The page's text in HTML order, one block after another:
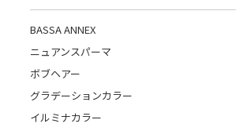
BASSA ANNEX
ニュアンスパーマ
ボブヘアー
グラデーションカラー
イルミナカラー